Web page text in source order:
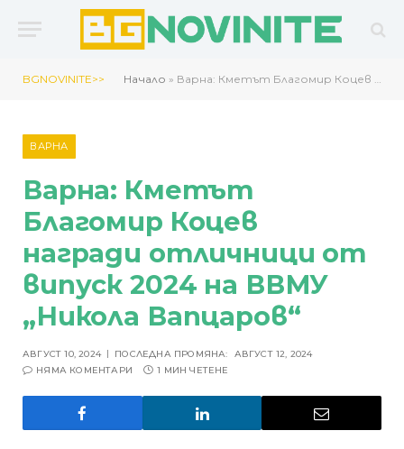
BGNOVINITE>> Начало » Варна: Кметът Благомир Коцев награди отличници от випуск 2024 на ВВМУ „Никола Вапцаров“
ВАРНА
Варна: Кметът
Благомир Коцев
награди отличници от
випуск 2024 на ВВМУ
„Никола Вапцаров“
АВГУСТ 10, 2024 ПОСЛЕДНА ПРОМЯНА:
АВГУСТ 12, 2024
НЯМА КОМЕНТАРИ
1 МИН ЧЕТЕНЕ